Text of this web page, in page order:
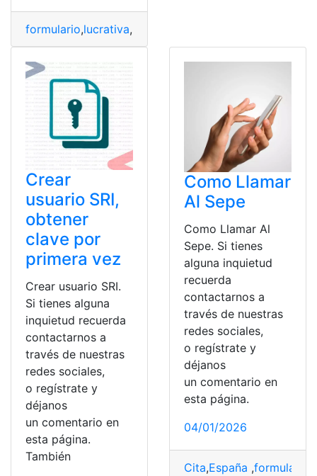
formulario,lucrativa,
Crear
usuario SRI,
obtener
clave por
primera vez
Crear usuario SRI.
Si tienes alguna
inquietud recuerda
contactarnos a
través de nuestras
redes sociales,
o regístrate y
déjanos
un comentario en
esta página.
También
Como Llamar
Al Sepe
Como Llamar Al
Sepe. Si tienes
alguna inquietud
recuerda
contactarnos a
través de nuestras
redes sociales,
o regístrate y
déjanos
un comentario en
esta página.
04/01/2026
Cita,España ,formulario